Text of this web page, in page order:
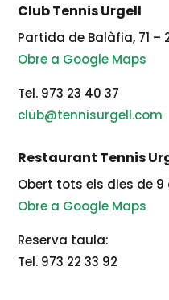
Club Tennis Urgell
Partida de Balàfia, 71 –
Obre a Google Maps
Tel. 973 23 40 37
club@tennisurgell.com
Restaurant Tennis
Obert tots els dies de 9
Obre a Google Maps
Reserva taula:
Tel. 973 22 33 92